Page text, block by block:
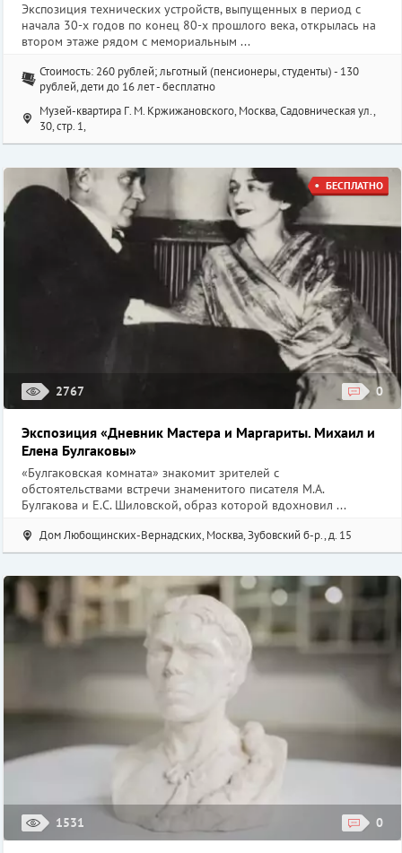
Экспозиция технических устройств, выпущенных в период с
начала 30-х годов по конец 80-х прошлого века, открылась на
втором этаже рядом с мемориальным ...
Стоимость: 260 рублей; льготный (пенсионеры, студенты) - 130
рублей, дети до 16 лет - бесплатно
Музей-квартира Г. М. Кржижановского, Москва, Садовническая ул.,
30, стр. 1,
2767 0
БЕСПЛАТНО
Экспозиция «Дневник Мастера и Маргариты. Михаил и
Елена Булгаковы»
«Булгаковская комната» знакомит зрителей с
обстоятельствами встречи знаменитого писателя М.А.
Булгакова и Е.С. Шиловской, образ которой вдохновил ...
Дом Любощинских-Вернадских, Москва, Зубовский б-р., д. 15
1531 0